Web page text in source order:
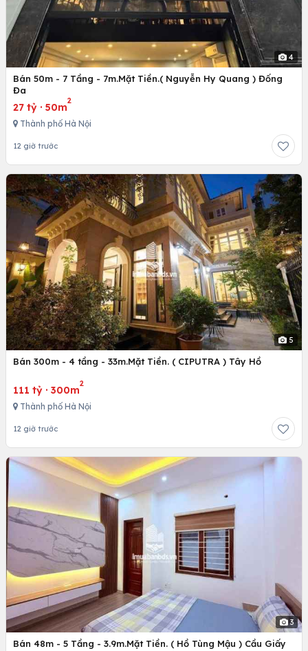
4
Bán 50m - 7 Tầng - 7m.Mặt Tiền.( Nguyễn Hy Quang ) Đống
Đa
27 tỷ · 50m
2
Thành phố Hà Nội
12 giờ trước
5
Bán 300m - 4 tầng - 33m.Mặt Tiền. ( CIPUTRA ) Tây Hồ
111 tỷ · 300m
2
Thành phố Hà Nội
12 giờ trước
3
Bán 48m - 5 Tầng - 3.9m.Mặt Tiền. ( Hồ Tùng Mậu ) Cầu Giấy